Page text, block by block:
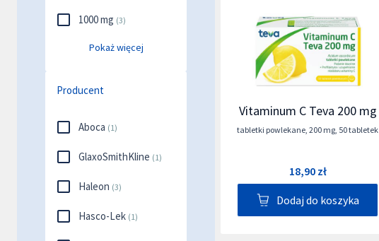
1000 mg (3)
Pokaż więcej
Producent
Aboca (1)
GlaxoSmithKline (1)
Haleon (3)
Hasco-Lek (1)
Vitaminum C Teva 200 mg
tabletki powlekane, 200 mg, 50 tabletek
18,90 zł
Dodaj do koszyka